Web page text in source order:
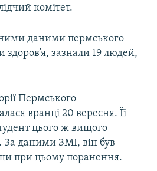
комітет.
даними пермського
здоров’я, зазнали 19 людей,
Пермського
вранці 20 вересня. Її
цього ж вищого
За даними ЗМІ, він був
при цьому поранення.